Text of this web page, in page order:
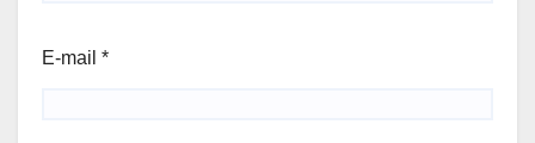
E-mail *